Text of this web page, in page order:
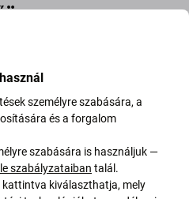
a
Plus (3rd Gen)
érintőüvege van a(z) Tab
TB-128XU eszközén, akkor
ahhoz, hogy eszköze
legyen.
személyre szabására, a
és a forgalom
szabására is használjuk —
szabályzataiban talál.
kattintva kiválaszthatja, mely